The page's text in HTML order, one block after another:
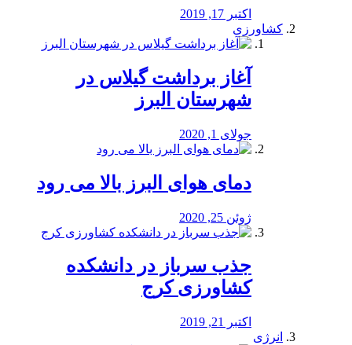
اکتبر 17, 2019
کشاورزی
آغاز برداشت گیلاس در
شهرستان البرز
جولای 1, 2020
دمای هوای البرز بالا می رود
ژوئن 25, 2020
جذب سرباز در دانشکده
کشاورزی کرج
اکتبر 21, 2019
انرژی